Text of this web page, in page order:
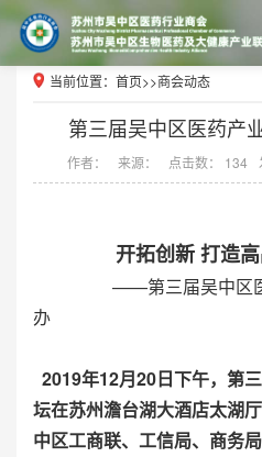
当前位置： 首页>>商会动态
第三届吴中区医药产
作者： 来源： 点击数： 134
开拓创新 打造高品
——第三届吴中区医药
办
2019年12月20日下午，第
坛在苏州澹台湖大酒店太湖
中区工商联、工信局、商务